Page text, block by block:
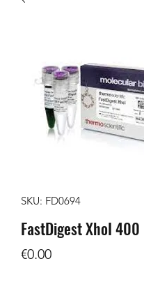
SKU: FD0694
FastDigest XhoI
€0.00Price